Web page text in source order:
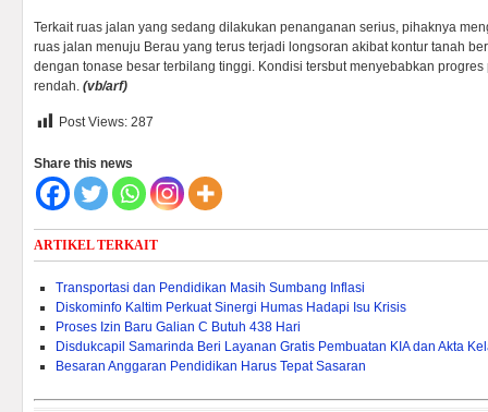
Terkait ruas jalan yang sedang dilakukan penanganan serius, pihaknya
ruas jalan menuju Berau yang terus terjadi longsoran akibat kontur tanah
dengan tonase besar terbilang tinggi. Kondisi tersbut menyebabkan
rendah. (vb/arf)
Post Views: 287
Share this news
ARTIKEL TERKAIT
Transportasi dan Pendidikan Masih Sumbang Inflasi
Diskominfo Kaltim Perkuat Sinergi Humas Hadapi Isu Krisis
Proses Izin Baru Galian C Butuh 438 Hari
Disdukcapil Samarinda Beri Layanan Gratis Pembuatan KIA dan Akta
Besaran Anggaran Pendidikan Harus Tepat Sasaran